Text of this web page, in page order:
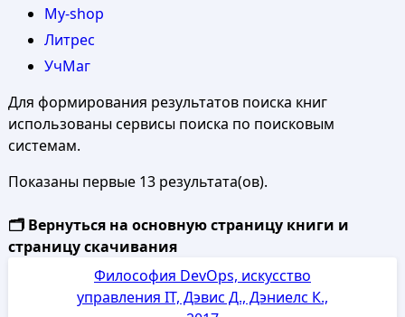
My-shop
Литрес
УчМаг
Для формирования результатов поиска книг
использованы сервисы поиска по поисковым
системам.
Показаны первые 13 результата(ов).
🗂️ Вернуться на основную страницу книги и
страницу скачивания
Философия DevOps, искусство
управления IT, Дэвис Д., Дэниелс К.,